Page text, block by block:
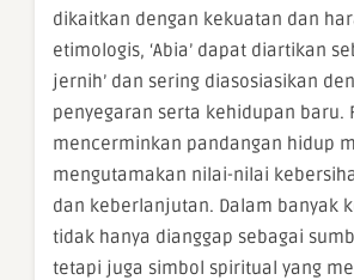
dikaitkan dengan kekuatan dan
etimologis, ‘Abia’ dapat diartikan
jernih’ dan sering diasosiasikan
penyegaran serta kehidupan baru.
mencerminkan pandangan hidup
mengutamakan nilai-nilai
dan keberlanjutan. Dalam banyak
tidak hanya dianggap sebagai
tetapi juga simbol spiritual yang